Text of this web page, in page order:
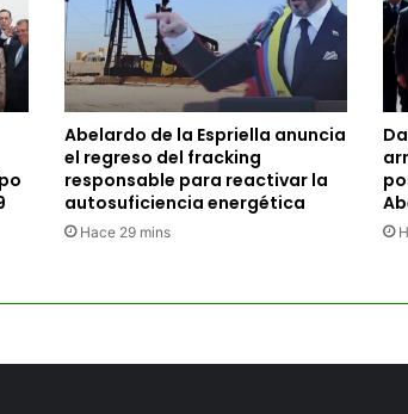
Abelardo de la Espriella anuncia
el regreso del fracking
responsable para reactivar la
autosuficiencia energética
Hace 29 mins